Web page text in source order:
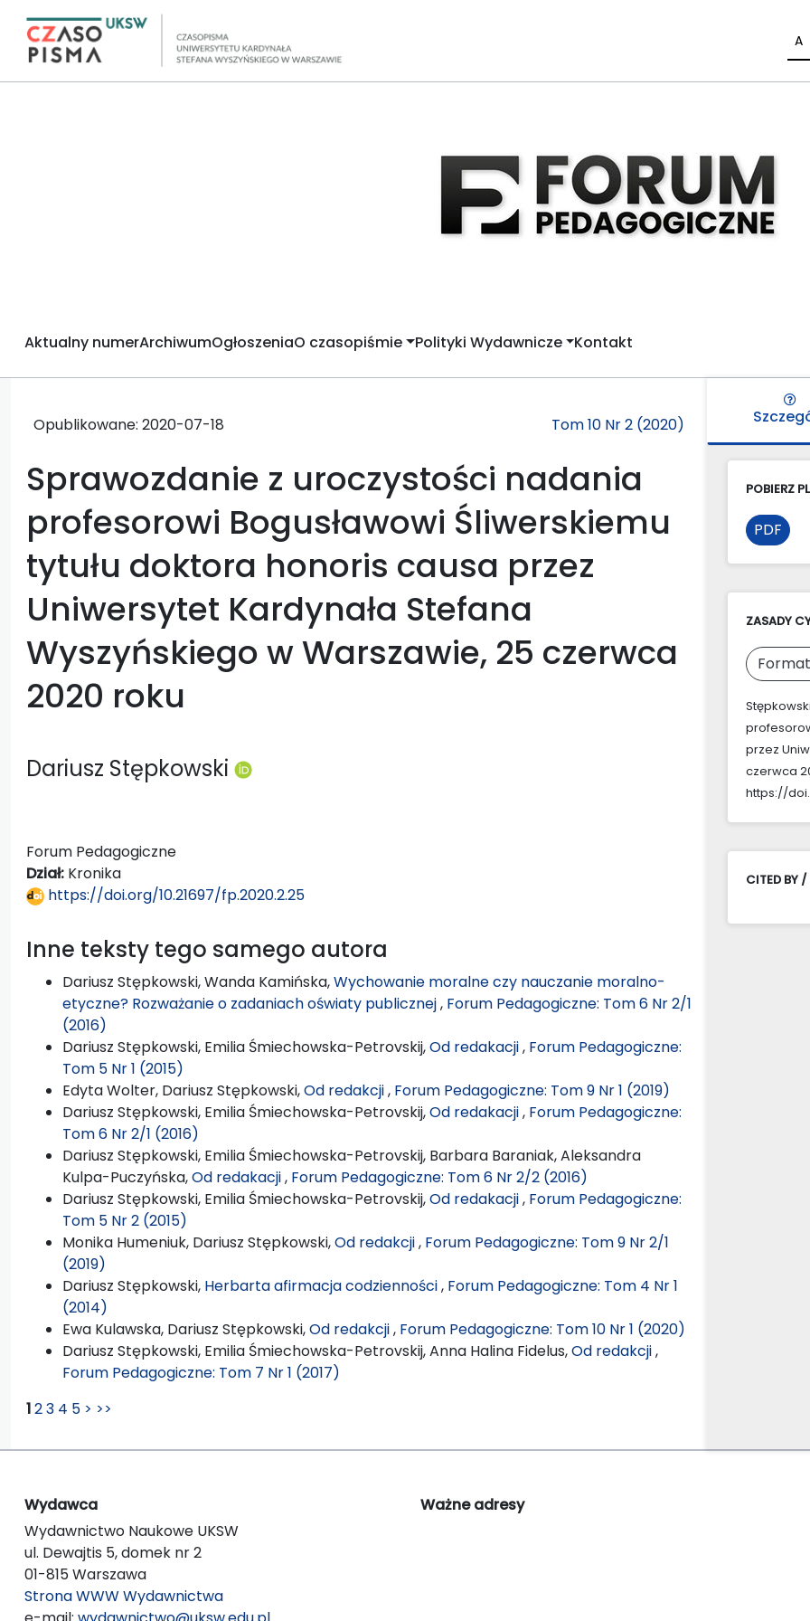
A
Aktualny numerArchiwumOgłoszeniaO czasopiśmie Polityki Wydawnicze Kontakt
Opublikowane: 2020-07-18 Tom 10 Nr 2 (2020)
Sprawozdanie z uroczystości nadania
profesorowi Bogusławowi Śliwerskiemu
tytułu doktora honoris causa przez
Uniwersytet Kardynała Stefana
Wyszyńskiego w Warszawie, 25 czerwca
2020 roku
Dariusz Stępkowski
Forum Pedagogiczne
Dział: Kronika
https://doi.org/10.21697/fp.2020.2.25
Inne teksty tego samego autora
Dariusz Stępkowski, Wanda Kamińska,Wychowanie moralne czy nauczanie moralno-
etyczne? Rozważanie o zadaniach oświaty publicznej, Forum Pedagogiczne: Tom 6 Nr 2/1
(2016)
Dariusz Stępkowski, Emilia Śmiechowska-Petrovskij,Od redakacji, Forum Pedagogiczne:
Tom 5 Nr 1 (2015)
Edyta Wolter, Dariusz Stępkowski,Od redakcji, Forum Pedagogiczne: Tom 9 Nr 1 (2019)
Dariusz Stępkowski, Emilia Śmiechowska-Petrovskij,Od redakacji, Forum Pedagogiczne:
Tom 6 Nr 2/1 (2016)
Dariusz Stępkowski, Emilia Śmiechowska-Petrovskij, Barbara Baraniak, Aleksandra
Kulpa-Puczyńska,Od redakacji, Forum Pedagogiczne: Tom 6 Nr 2/2 (2016)
Dariusz Stępkowski, Emilia Śmiechowska-Petrovskij,Od redakacji, Forum Pedagogiczne:
Tom 5 Nr 2 (2015)
Monika Humeniuk, Dariusz Stępkowski,Od redakcji, Forum Pedagogiczne: Tom 9 Nr 2/1
(2019)
Dariusz Stępkowski, Herbarta afirmacja codzienności, Forum Pedagogiczne: Tom 4 Nr 1
(2014)
Ewa Kulawska, Dariusz Stępkowski,Od redakcji, Forum Pedagogiczne: Tom 10 Nr 1 (2020)
Dariusz Stępkowski, Emilia Śmiechowska-Petrovskij, Anna Halina Fidelus,Od redakcji,
Forum Pedagogiczne: Tom 7 Nr 1 (2017)
123 4 5 > >>
POBIERZ
PDF
ZASADY
przez
czerwca
https://
CITED BY /
Wydawca
Wydawnictwo Naukowe UKSW
ul. Dewajtis 5, domek nr 2
01-815 Warszawa
Strona WWW Wydawnictwa
Ważne adresy